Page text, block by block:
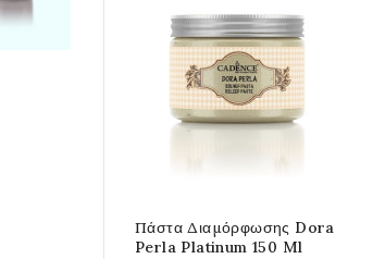
Πάστα Διαμόρφωσης Dora
Perla Platinum 150 Ml